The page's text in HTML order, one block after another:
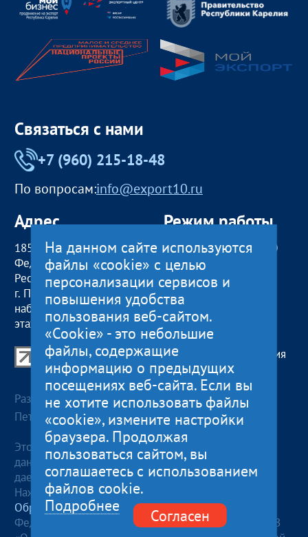
Связаться с нами
+7 (960) 215-18-48
По вопросам:info@export10.ru
Адрес
185000, Российская
Федерация,
Республика Карелия
г. Петрозаводск,
наб. Гюллинга, 11 / 2
этаж, офис 2
Режим работы
пн — чт:09:00 — 18:00
пт:09:00 — 17:00
обед с 13:00 до 14:00
сб, вс
Центр поддержки экспорта Республики Карелия
© 2012—2024
Разработка и поддержка сайта — «Артлекс», г.
Петрозаводск
Этот сайт использует файлы cookies для хранения
данных. Продолжая использовать данный сайт, Вы
даете согласие на работу с этими файлами.
Нажимая кнопку «Отправить», я даю согласие на
Обработку персональных данных, в соответствии с
Федеральным законом от 27.07.2006 года №152-ФЗ
На данном сайте используются
файлы «cookie» с целью
персонализации сервисов и
повышения удобства
пользования веб-сайтом.
«Cookie» - это небольшие
файлы, содержащие
информацию о предыдущих
посещениях веб-сайта. Если вы
не хотите использовать файлы
«cookie», измените настройки
браузера. Продолжая
пользоваться сайтом, вы
соглашаетесь с использованием
файлов cookie.
Подробнее
Согласен